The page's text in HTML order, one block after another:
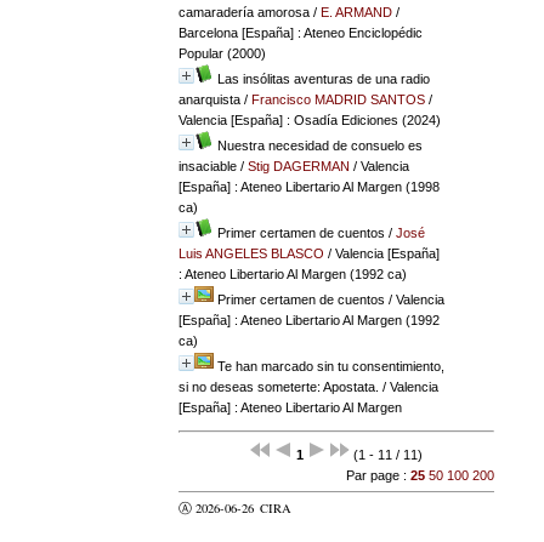
camaradería amorosa/ E. ARMAND/
Barcelona [España] : Ateneo Enciclopédic
Popular (2000)
Las insólitas aventuras de una radio
anarquista/ Francisco MADRID SANTOS/
Valencia [España] : Osadía Ediciones (2024)
Nuestra necesidad de consuelo es
insaciable/ Stig DAGERMAN / Valencia
[España] : Ateneo Libertario Al Margen (1998
ca)
Primer certamen de cuentos / José
Luis ANGELES BLASCO / Valencia [España]
: Ateneo Libertario Al Margen (1992 ca)
Primer certamen de cuentos / Valencia
[España] : Ateneo Libertario Al Margen (1992
ca)
Te han marcado sin tu consentimiento,
si no deseas someterte: Apostata. / Valencia
[España] : Ateneo Libertario Al Margen
1
(1 - 11 / 11)
Par page : 25 50 100 200
Ⓐ 2026-06-26 CIRA